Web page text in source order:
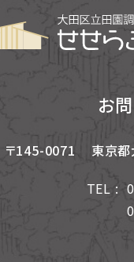
お
〒145-0071
東京
TEL :